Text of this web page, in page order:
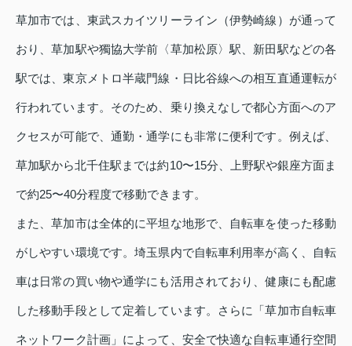
草加市では、東武スカイツリーライン（伊勢崎線）が通って
おり、草加駅や獨協大学前〈草加松原〉駅、新田駅などの各
駅では、東京メトロ半蔵門線・日比谷線への相互直通運転が
行われています。そのため、乗り換えなしで都心方面へのア
クセスが可能で、通勤・通学にも非常に便利です。例えば、
草加駅から北千住駅までは約10〜15分、上野駅や銀座方面ま
で約25〜40分程度で移動できます。
また、草加市は全体的に平坦な地形で、自転車を使った移動
がしやすい環境です。埼玉県内で自転車利用率が高く、自転
車は日常の買い物や通学にも活用されており、健康にも配慮
した移動手段として定着しています。さらに「草加市自転車
ネットワーク計画」によって、安全で快適な自転車通行空間